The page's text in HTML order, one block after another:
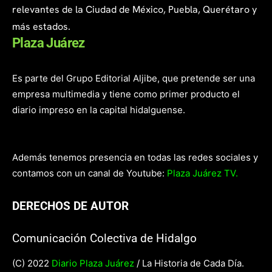
relevantes de la Ciudad de México, Puebla, Querétaro y
más estados.
Plaza Juárez
Es parte del Grupo Editorial Aljibe, que pretende ser una
empresa multimedia y tiene como primer producto el
diario impreso en la capital hidalguense.
Además tenemos presencia en todas las redes sociales y
contamos con un canal de Youtube: Plaza Juárez TV.
DERECHOS DE AUTOR
Comunicación Colectiva de Hidalgo
(C) 2022 Diario Plaza Juárez / La Historia de Cada Día.